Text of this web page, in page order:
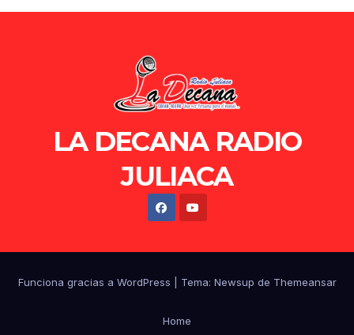
LA DECANA RADIO
JULIACA
Funciona gracias a WordPress Tema: Newsup de Themeansar
Home